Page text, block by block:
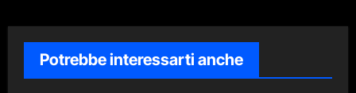
Potrebbe interessarti anche